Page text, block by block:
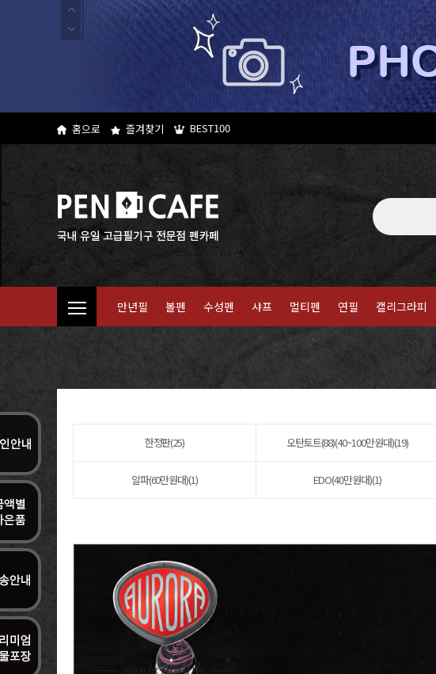
홈으로 즐겨찾기 BEST100
만년필 볼펜 수성펜 샤프 멀티펜 연필 캘리그라피
한정판(25) 오탄토트(88)(40~100만원대)(19)
알파(60만원대)(1) EDO(40만원대)(1)